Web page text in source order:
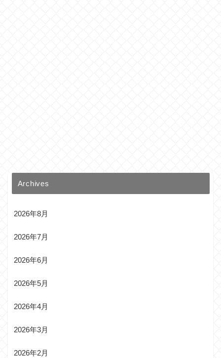
Archives
2026年8月
2026年7月
2026年6月
2026年5月
2026年4月
2026年3月
2026年2月